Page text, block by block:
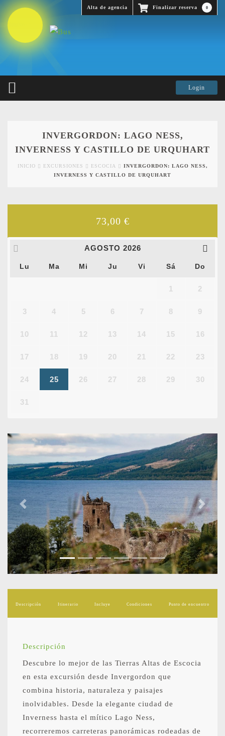
Finalizar reserva 0
Alta de agencia
INVERGORDON: LAGO NESS,
INVERNESS Y CASTILLO DE URQUHART
INICIO EXCURSIONES ESCOCIA
INVERGORDON: LAGO NESS,
INVERNESS Y CASTILLO DE URQUHART
Previous Next
Descripción Itinerario Incluye Condiciones Punto de encuentro
Descripción
Descubre lo mejor de las Tierras Altas de Escocia
en esta excursión desde Invergordon que
combina historia, naturaleza y paisajes
inolvidables. Desde la elegante ciudad de
Inverness hasta el mítico Lago Ness,
recorreremos carreteras panorámicas rodeadas de
73,00 €
AGOSTO 2026
Lu Ma Mi Ju Vi Sá Do
1 2
3 4 5 6 7 8 9
10 11 12 13 14 15 16
17 18 19 20 21 22 23
24 25 26 27 28 29 30
31